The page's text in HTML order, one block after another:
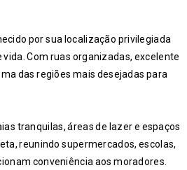
por sua localização privilegiada
Com ruas organizadas, excelente
das regiões mais desejadas para
tranquilas, áreas de lazer e espaços
reunindo supermercados, escolas,
conveniência aos moradores.